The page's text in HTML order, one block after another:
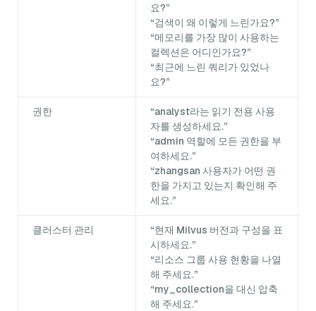
요?”
“검색이 왜 이렇게 느린가요?”
“메모리를 가장 많이 사용하는
컬렉션은 어디인가요?”
“최근에 느린 쿼리가 있었나
요?”
권한
“analyst라는 읽기 전용 사용
자를 생성하세요.”
“admin 역할에 모든 권한을 부
여하세요.”
“zhangsan 사용자가 어떤 권
한을 가지고 있는지 확인해 주
세요.”
클러스터 관리
“현재 Milvus 버전과 구성을 표
시하세요.”
“리소스 그룹 사용 현황을 나열
해 주세요.”
“my_collection을 대신 압축
해 주세요.”